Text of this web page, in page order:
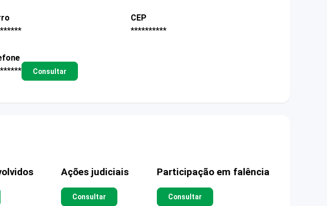
CEP
**********
Consultar
Ações judiciais
Consultar
Participação em falência
Consultar